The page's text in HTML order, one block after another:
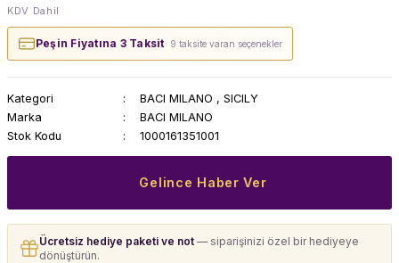
KDV Dahil
Peşin Fiyatına 3 Taksit· 9 taksite varan seçenekler
Kategori BACI MILANO , SICILY
Marka
BACI MILANO
Stok Kodu
1000161351001
Gelince Haber Ver
Ücretsiz hediye paketi ve not — siparişinizi özel bir hediyeye
dönüştürün.